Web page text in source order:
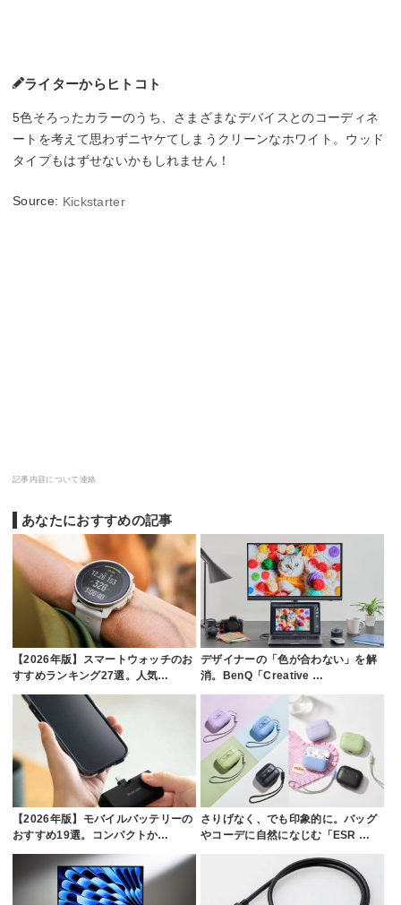
ライターからヒトコト
5色そろったカラーのうち、さまざまなデバイスとのコーディネ
ートを考えて思わずニヤケてしまうクリーンなホワイト。ウッド
タイプもはずせないかもしれません！
Source: Kickstarter
記事内容について連絡
あなたにおすすめの記事
【2026年版】スマートウォッチのお
すすめランキング27選。人気…
デザイナーの「色が合わない」を解
消。BenQ「Creative …
【2026年版】モバイルバッテリーの
おすすめ19選。コンパクトか…
さりげなく、でも印象的に。バッグ
やコーデに自然になじむ「ESR …